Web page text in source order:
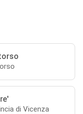
di Vicenza